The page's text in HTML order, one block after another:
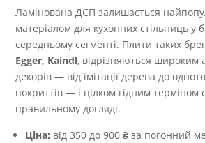
Ламінована ДСП залишається
матеріалом для кухонних стільниць у
середньому сегменті. Плити таких
Egger, Kaindl, відрізняються широким
декорів — від імітації дерева до
покриттів — і цілком гідним терміном
правильному догляді.
Ціна: від 350 до 900 ₴ за погонний